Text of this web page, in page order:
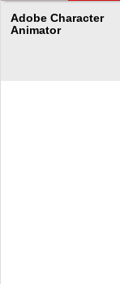
Adobe Character
Animator